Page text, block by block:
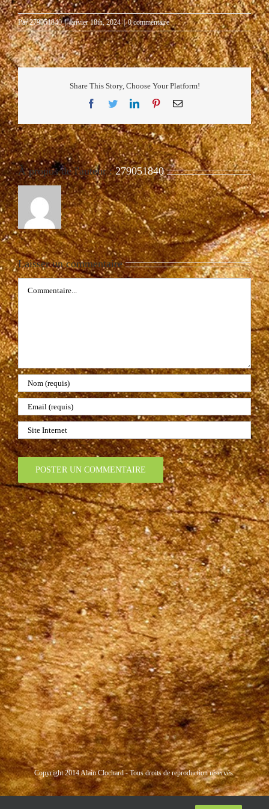
Par279051840 | janvier 18th, 2024 | 0 commentaire
Share This Story, Choose Your Platform!
Facebook
TwitterLinkedInPinterestEmail
À propos de l'auteur :279051840
Laisser un commentaire
Commentaire
Copyright 2014 Alain Clochard - Tous droits de reproduction réservés.